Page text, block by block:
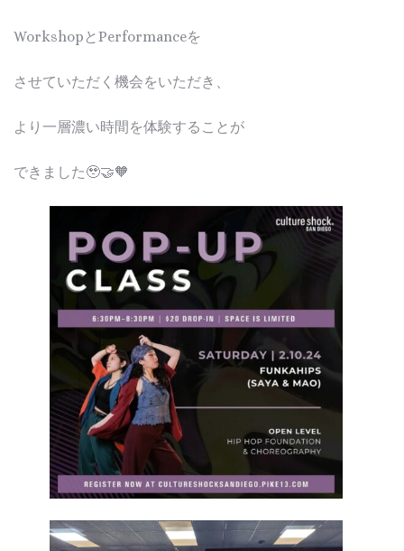
WorkshopとPerformanceを
させていただく機会をいただき、
より一層濃い時間を体験することが
できました🥹🤝🧡